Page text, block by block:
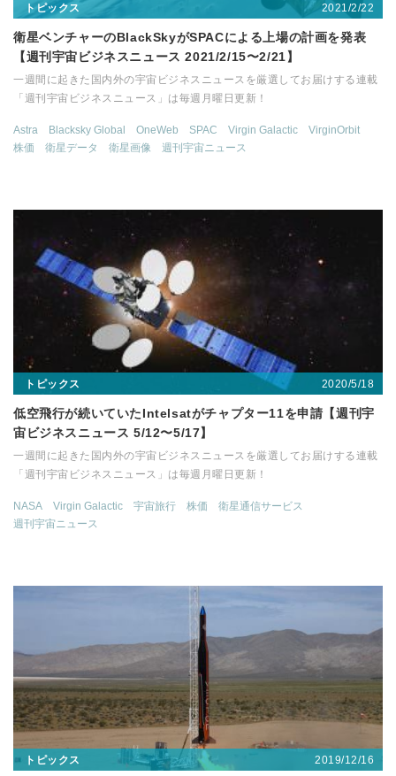
トピックス 2021/2/22
衛星ベンチャーのBlackSkyがSPACによる上場の計画を発表
【週刊宇宙ビジネスニュース 2021/2/15〜2/21】
一週間に起きた国内外の宇宙ビジネスニュースを厳選してお届けする連載
「週刊宇宙ビジネスニュース」は毎週月曜日更新！
Astra Blacksky Global OneWeb SPAC Virgin Galactic
VirginOrbit
株価
衛星データ 衛星画像 週刊宇宙ニュース
トピックス 2020/5/18
低空飛行が続いていたIntelsatがチャプター11を申請【週刊宇
宙ビジネスニュース 5/12〜5/17】
一週間に起きた国内外の宇宙ビジネスニュースを厳選してお届けする連載
「週刊宇宙ビジネスニュース」は毎週月曜日更新！
NASA Virgin Galactic 宇宙旅行 株価
衛星通信サービス
週刊宇宙ニュース
トピックス 2019/12/16